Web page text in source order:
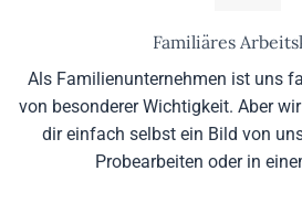
Familiäres
Als Familienunternehmen ist uns
von besonderer Wichtigkeit. Aber
dir einfach selbst ein Bild von
Probearbeiten oder in